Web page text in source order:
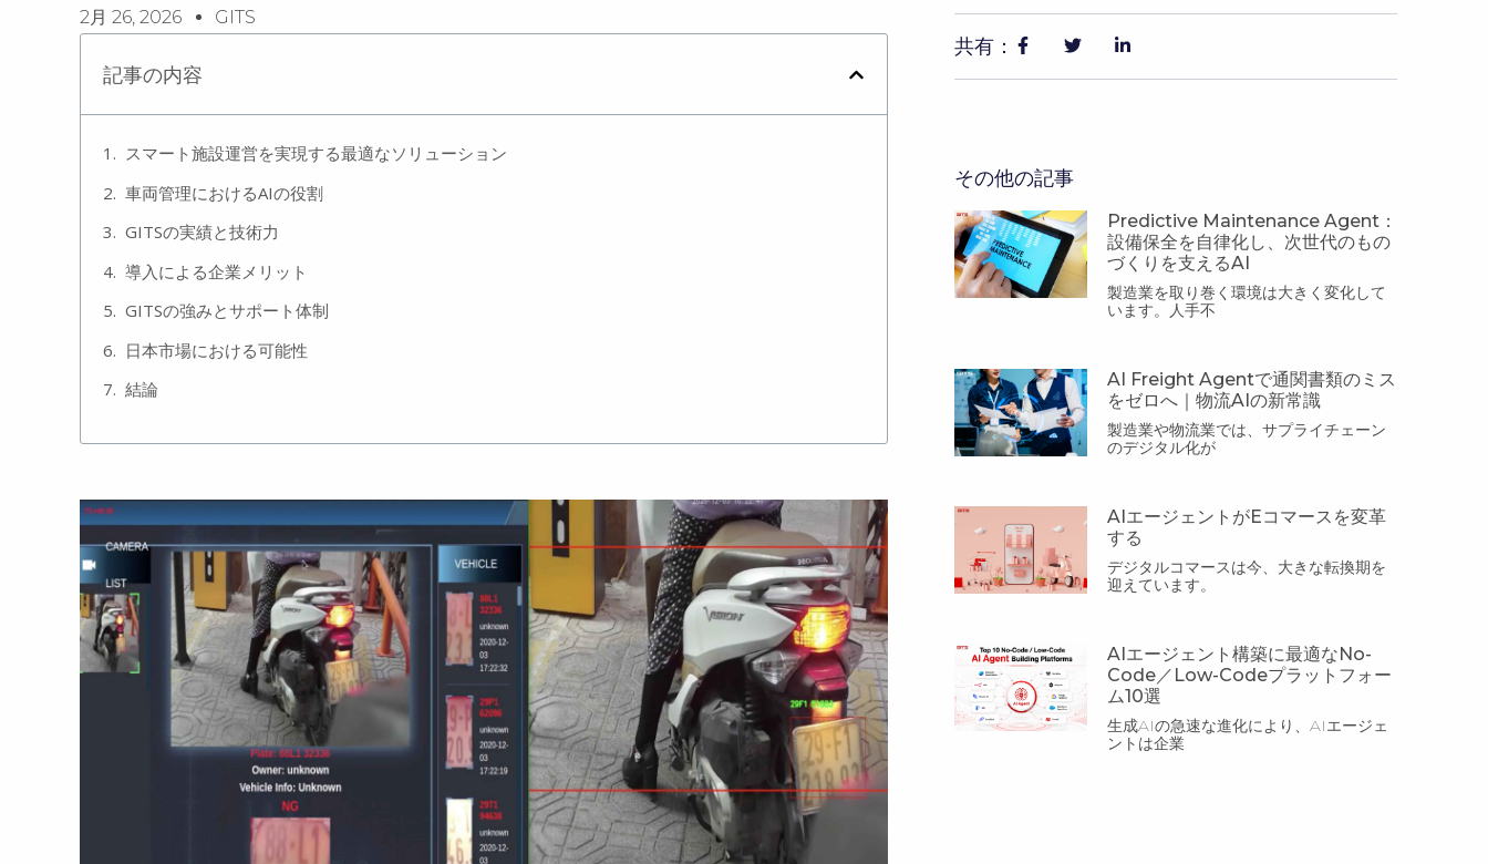
2月 26, 2026 GITS
記事の内容
スマート施設運営を実現する最適なソリューション
車両管理におけるAIの役割
GITSの実績と技術力
導入による企業メリット
GITSの強みとサポート体制
日本市場における可能性
結論
共有：
その他の記事
Predictive Maintenance Agent：
設備保全を自律化し、次世代のもの
づくりを支えるAI
製造業を取り巻く環境は大きく変化して
います。人手不
AI Freight Agentで通関書類のミス
をゼロへ｜物流AIの新常識
製造業や物流業では、サプライチェーン
のデジタル化が
AIエージェントがEコマースを変革
する
デジタルコマースは今、大きな転換期を
迎えています。
AIエージェント構築に最適なNo-
Code／Low-Codeプラットフォー
ム10選
生成AIの急速な進化により、AIエージェ
ントは企業